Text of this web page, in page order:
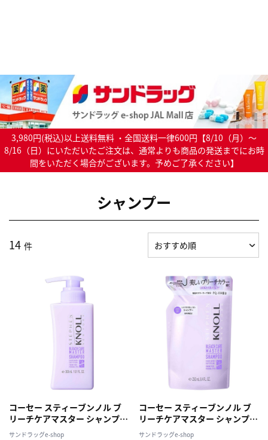
3,980円(税込)以上送料無料 ・全国送料一律600円【8/10（月）～
8/16（日）にいただいたご注文は、通常よりも商品の発送までにお時
間をいただく場合がございます。予めご了承ください】
シャンプー
14 件
コーセー スティーブンノル ブ
リーチケアマスター シャンプー
300ml
サンドラッグe-shop
コーセー スティーブンノル ブ
リーチケアマスター シャンプー
詰め替え用 250ml
サンドラッグe-shop